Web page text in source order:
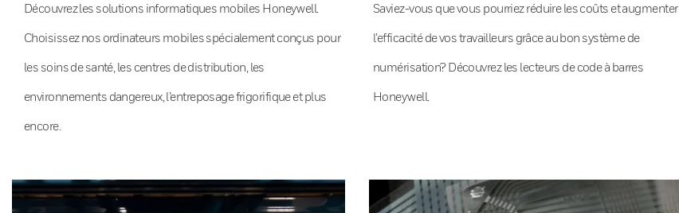
Découvrez les solutions informatiques mobiles Honeywell.
Choisissez nos ordinateurs mobiles spécialement conçus pour
les soins de santé, les centres de distribution, les
environnements dangereux, l’entreposage frigorifique et plus
encore.
Saviez-vous que vous pourriez réduire les coûts et augmenter
l’efficacité de vos travailleurs grâce au bon système de
numérisation? Découvrez les lecteurs de code à barres
Honeywell.